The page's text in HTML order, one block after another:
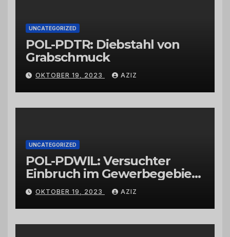
UNCATEGORIZED
POL-PDTR: Diebstahl von
Grabschmuck
OKTOBER 19, 2023 AZIZ
UNCATEGORIZED
POL-PDWIL: Versuchter
Einbruch im Gewerbegebiet
Wittlich
OKTOBER 19, 2023 AZIZ